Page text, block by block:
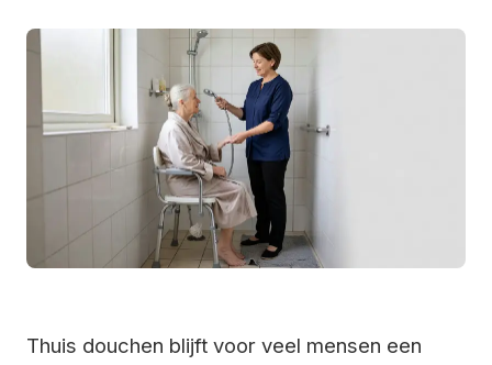
Thuis douchen blijft voor veel mensen een